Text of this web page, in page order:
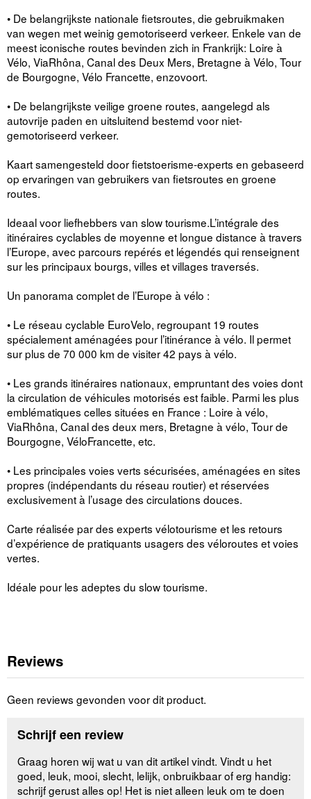
• De belangrijkste nationale fietsroutes, die gebruikmaken
van wegen met weinig gemotoriseerd verkeer. Enkele van de
meest iconische routes bevinden zich in Frankrijk: Loire à
Vélo, ViaRhôna, Canal des Deux Mers, Bretagne à Vélo, Tour
de Bourgogne, Vélo Francette, enzovoort.
• De belangrijkste veilige groene routes, aangelegd als
autovrije paden en uitsluitend bestemd voor niet-
gemotoriseerd verkeer.
Kaart samengesteld door fietstoerisme-experts en gebaseerd
op ervaringen van gebruikers van fietsroutes en groene
routes.
Ideaal voor liefhebbers van slow tourisme.L’intégrale des
itinéraires cyclables de moyenne et longue distance à travers
l’Europe, avec parcours repérés et légendés qui renseignent
sur les principaux bourgs, villes et villages traversés.
Un panorama complet de l’Europe à vélo :
• Le réseau cyclable EuroVelo, regroupant 19 routes
spécialement aménagées pour l’itinérance à vélo. Il permet
sur plus de 70 000 km de visiter 42 pays à vélo.
• Les grands itinéraires nationaux, empruntant des voies dont
la circulation de véhicules motorisés est faible. Parmi les plus
emblématiques celles situées en France : Loire à vélo,
ViaRhôna, Canal des deux mers, Bretagne à vélo, Tour de
Bourgogne, VéloFrancette, etc.
• Les principales voies verts sécurisées, aménagées en sites
propres (indépendants du réseau routier) et réservées
exclusivement à l’usage des circulations douces.
Carte réalisée par des experts vélotourisme et les retours
d’expérience de pratiquants usagers des véloroutes et voies
vertes.
Idéale pour les adeptes du slow tourisme.
Reviews
Geen reviews gevonden voor dit product.
Schrijf een review
Graag horen wij wat u van dit artikel vindt. Vindt u het
goed, leuk, mooi, slecht, lelijk, onbruikbaar of erg handig:
schrijf gerust alles op! Het is niet alleen leuk om te doen